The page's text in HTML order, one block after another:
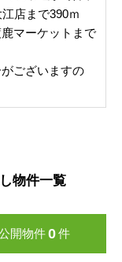
店まで390ｍ
マーケットまで
ございますの
物件一覧
開物件 0 件